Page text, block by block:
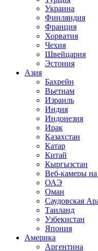
Украина
Финляндия
Франция
Хорватия
Чехия
Швейцария
Эстония
Азия
Бахрейн
Вьетнам
Израиль
Индия
Индонезия
Ирак
Казахстан
Катар
Китай
Кыргызстан
Веб-камеры
ОАЭ
Оман
Саудовская
Таиланд
Узбекистан
Япония
Америка
Аргентина